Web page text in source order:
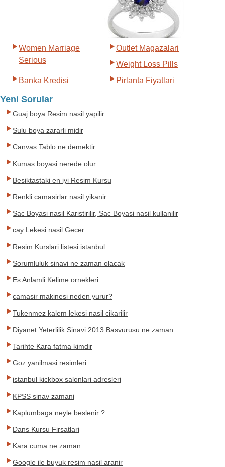
Women Marriage
Serious
Outlet Magazalari
Weight Loss Pills
Banka Kredisi
Pirlanta Fiyatlari
Yeni Sorular
Guaj boya Resim nasil yapilir
Sulu boya zararli midir
Canvas Tablo ne demektir
Kumas boyasi nerede olur
Besiktastaki en iyi Resim Kursu
Renkli camasirlar nasil yikanir
Sac Boyasi nasil Karistirilir, Sac Boyasi nasil kullanilir
cay Lekesi nasil Gecer
Resim Kurslari listesi istanbul
Sorumluluk sinavi ne zaman olacak
Es Anlamli Kelime ornekleri
camasir makinesi neden yurur?
Tukenmez kalem lekesi nasil cikarilir
Diyanet Yeterlilik Sinavi 2013 Basvurusu ne zaman
Tarihte Kara fatma kimdir
Goz yanilmasi resimleri
istanbul kickbox salonlari adresleri
KPSS sinav zamani
Kaplumbaga neyle beslenir ?
Dans Kursu Firsatlari
Kara cuma ne zaman
Google ile buyuk resim nasil aranir